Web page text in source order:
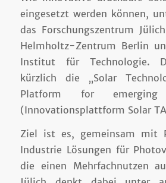
eingesetzt werden können,
das Forschungszentrum
Helmholtz-Zentrum Berlin
Institut für Technologie.
kürzlich die „Solar
Platform for emerging
(Innovationsplattform Solar
Ziel ist es, gemeinsam mit
Industrie Lösungen für
die einen Mehrfachnutzen